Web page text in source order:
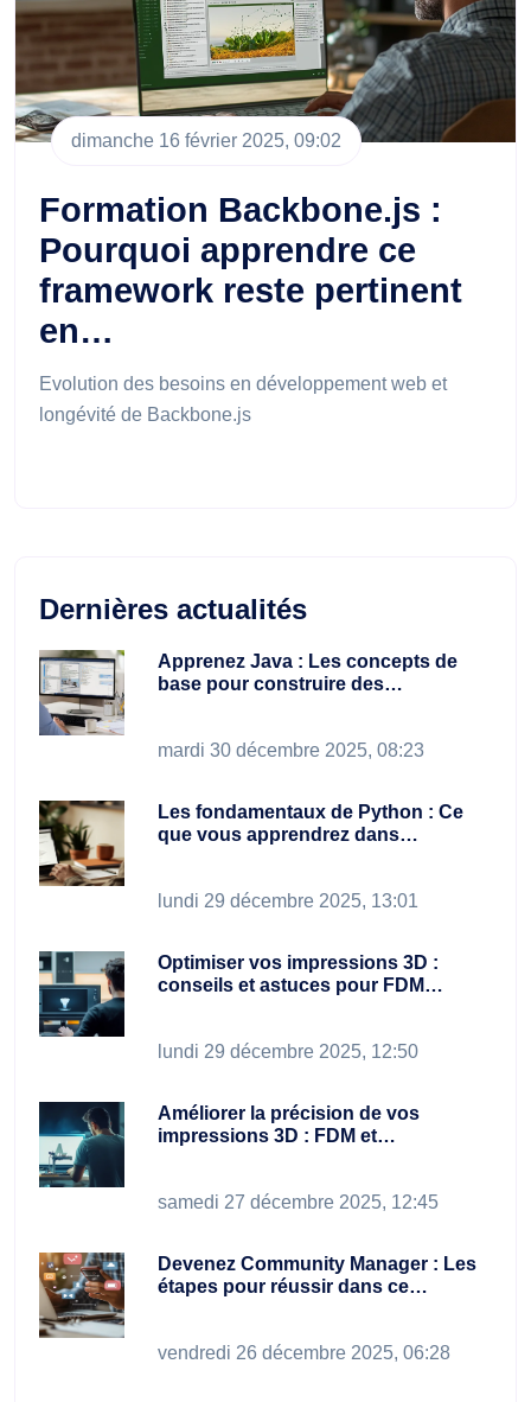
dimanche 16 février 2025, 09:02
Formation Backbone.js :
Pourquoi apprendre ce
framework reste pertinent
en…
Evolution des besoins en développement web et
longévité de Backbone.js
Dernières actualités
Apprenez Java : Les concepts de
base pour construire des…
mardi 30 décembre 2025, 08:23
Les fondamentaux de Python : Ce
que vous apprendrez dans…
lundi 29 décembre 2025, 13:01
Optimiser vos impressions 3D :
conseils et astuces pour FDM…
lundi 29 décembre 2025, 12:50
Améliorer la précision de vos
impressions 3D : FDM et…
samedi 27 décembre 2025, 12:45
Devenez Community Manager : Les
étapes pour réussir dans ce…
vendredi 26 décembre 2025, 06:28